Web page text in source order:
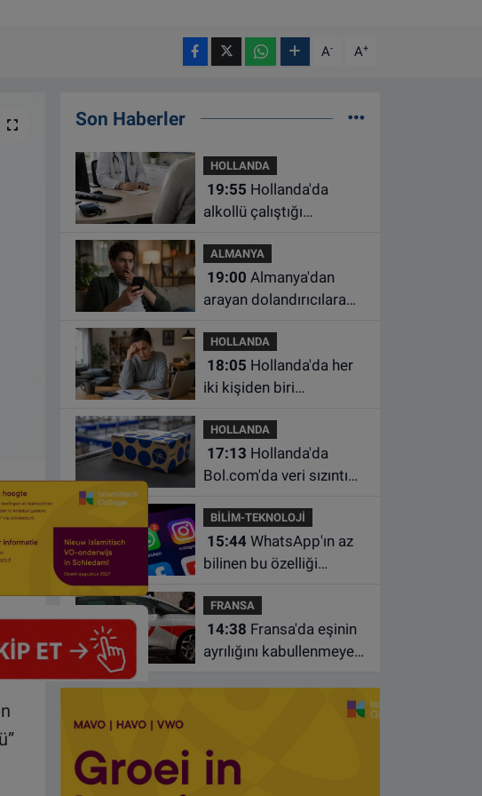
A- A+
Son Haberler
HOLLANDA
19:55
alkollü çalıştığı
çalışma yasağı
ALMANYA
19:00
arayan dolandırıcılara
HOLLANDA
18:05
iki kişiden biri
HOLLANDA
17:13
Bol.com'da veri sızıntısı:
geçirilmiş olabilir
BİLİM-TEKNOLOJİ
15:44WhatsApp'ın az
bilinen bu özelliği
hale getiriyor
FRANSA
14:38
ayrılığını kabullenmeyen